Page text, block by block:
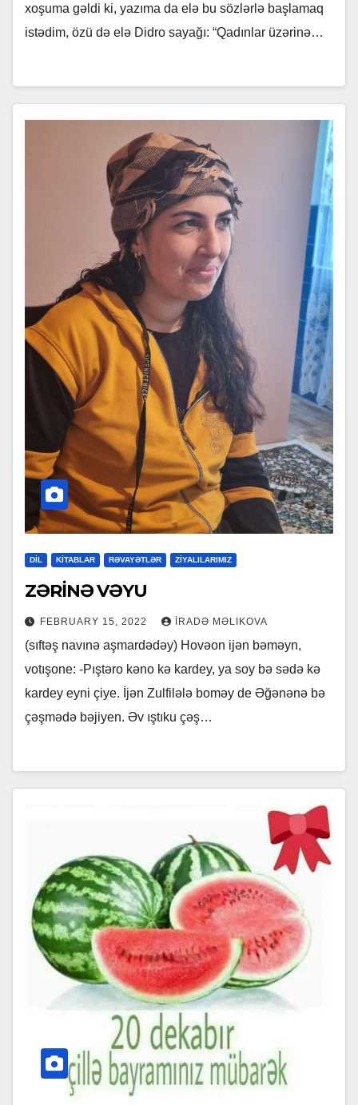
xoşuma gəldi ki, yazıma da elə bu sözlərlə başlamaq
istədim, özü də elə Didro sayağı: “Qadınlar üzərinə…
DİL KİTABLAR RƏVAYƏTLƏR ZİYALILARIMIZ
ZƏRİNƏ VƏYU
FEBRUARY 15, 2022 İRADƏ MƏLIKOVA
(sıftəş navınə aşmardədəy) Hovəon ijən bəməyn,
votışone: -Pıştəro kəno kə kardey, ya soy bə sədə kə
kardey eyni çiye. İjən Zulfilələ boməy de Əğənənə bə
çəşmədə bəjiyen. Əv ıştıku çəş…